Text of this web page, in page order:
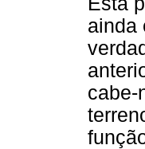
ainda
cabe-